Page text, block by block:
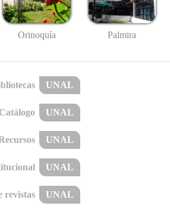
Orinoquía Palmira
UNAL
Catálogo UNAL
UNAL
UNAL
revistas UNAL